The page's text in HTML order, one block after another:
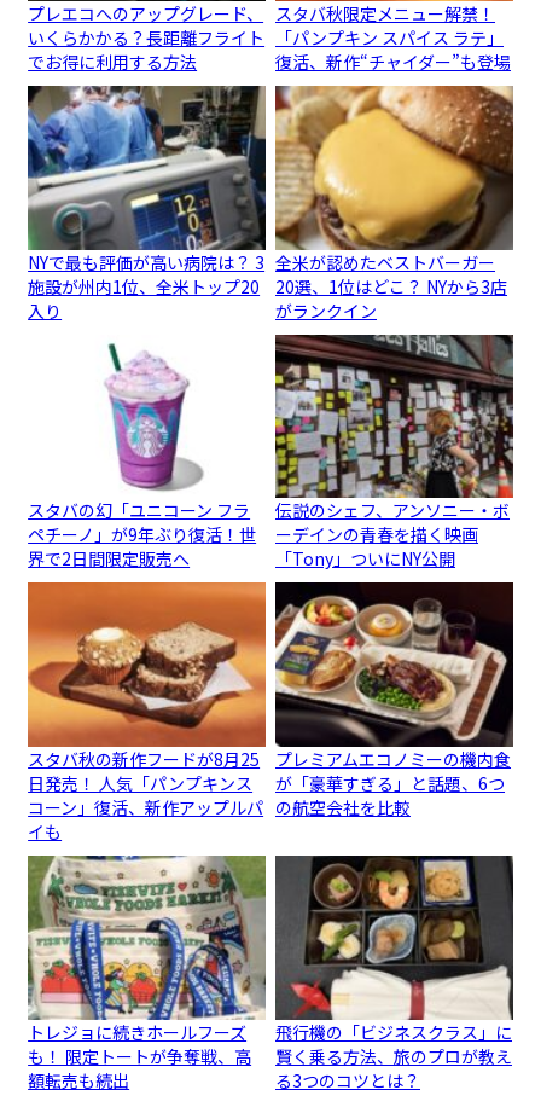
プレエコへのアップグレード、
いくらかかる？長距離フライト
でお得に利用する方法
スタバ秋限定メニュー解禁！
「パンプキン スパイス ラテ」
復活、新作“チャイダー”も登場
NYで最も評価が高い病院は？ 3
施設が州内1位、全米トップ20
入り
全米が認めたベストバーガー
20選、1位はどこ？ NYから3店
がランクイン
スタバの幻「ユニコーン フラ
ペチーノ」が9年ぶり復活！世
界で2日間限定販売へ
伝説のシェフ、アンソニー・ボ
ーデインの青春を描く映画
「Tony」ついにNY公開
スタバ秋の新作フードが8月25
日発売！ 人気「パンプキンス
コーン」復活、新作アップルパ
イも
プレミアムエコノミーの機内食
が「豪華すぎる」と話題、6つ
の航空会社を比較
トレジョに続きホールフーズ
も！ 限定トートが争奪戦、高
額転売も続出
飛行機の「ビジネスクラス」に
賢く乗る方法、旅のプロが教え
る3つのコツとは？